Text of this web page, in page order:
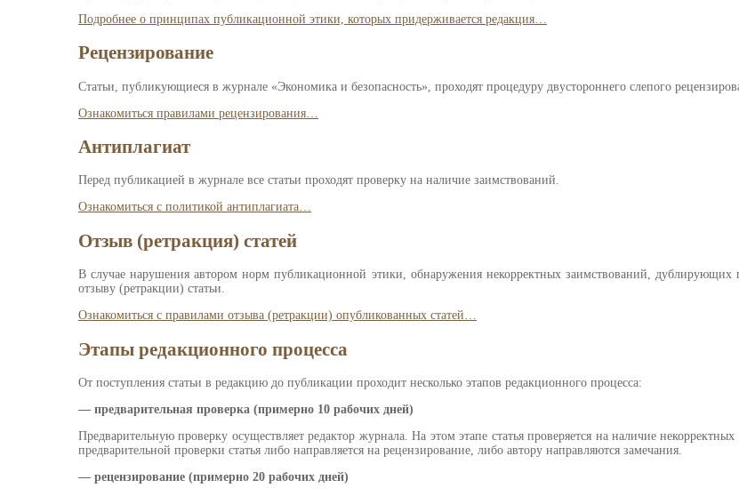
Подробнее о принципах публикационной этики, которых придерживается редакция…
Рецензирование
Статьи, публикующиеся в журнале «Экономика и безопасность», проходят процедуру двустороннего слепого
Ознакомиться правилами рецензирования…
Антиплагиат
Перед публикацией в журнале все статьи проходят проверку на наличие заимствований.
Ознакомиться с политикой антиплагиата…
Отзыв (ретракция) статей
В случае нарушения автором норм публикационной этики, обнаружения некорректных заимствований,
отзыву (ретракции) статьи.
Ознакомиться с правилами отзыва (ретракции) опубликованных статей…
Этапы редакционного процесса
От поступления статьи в редакцию до публикации проходит несколько этапов редакционного процесса:
— предварительная проверка (примерно 10 рабочих дней)
Предварительную проверку осуществляет редактор журнала. На этом этапе статья проверяется на наличие
предварительной проверки статья либо направляется на рецензирование, либо автору направляются замечания.
— рецензирование (примерно 20 рабочих дней)